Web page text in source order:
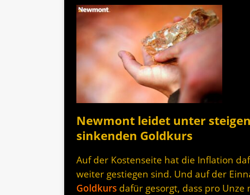
Newmont leidet unter
sinkenden Goldkurs
Auf der Kostenseite hat die Inflation
weiter gestiegen sind. Und auf der
Goldkurs dafür gesorgt, dass pro Unze